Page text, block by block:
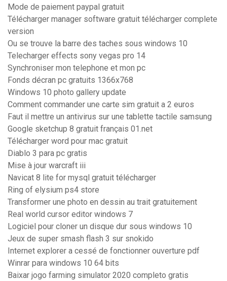
Mode de paiement paypal gratuit
Télécharger manager software gratuit télécharger complete
version
Ou se trouve la barre des taches sous windows 10
Telecharger effects sony vegas pro 14
Synchroniser mon telephone et mon pc
Fonds décran pc gratuits 1366x768
Windows 10 photo gallery update
Comment commander une carte sim gratuit a 2 euros
Faut il mettre un antivirus sur une tablette tactile samsung
Google sketchup 8 gratuit français 01.net
Télécharger word pour mac gratuit
Diablo 3 para pc gratis
Mise à jour warcraft iii
Navicat 8 lite for mysql gratuit télécharger
Ring of elysium ps4 store
Transformer une photo en dessin au trait gratuitement
Real world cursor editor windows 7
Logiciel pour cloner un disque dur sous windows 10
Jeux de super smash flash 3 sur snokido
Internet explorer a cessé de fonctionner ouverture pdf
Winrar para windows 10 64 bits
Baixar jogo farming simulator 2020 completo gratis